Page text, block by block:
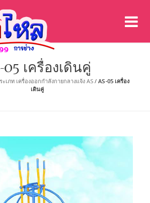
05 เครื่องเดินคู่
ะเภท เครื่องออกกำลังกายกลางแจ้ง AS/ AS-05 เครื่อง
เดินคู่